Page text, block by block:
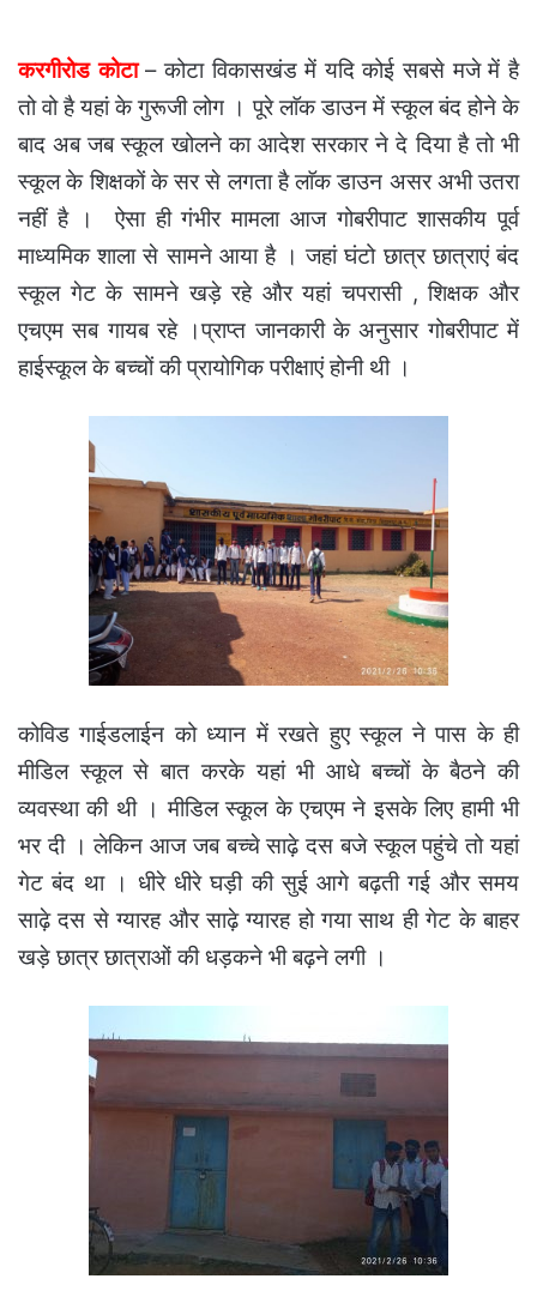
करगीरोड कोटा – कोटा विकासखंड में यदि कोई सबसे मजे में है
तो वो है यहां के गुरूजी लोग । पूरे लाॅक डाउन में स्कूल बंद होने के
बाद अब जब स्कूल खोलने का आदेश सरकार ने दे दिया है तो भी
स्कूल के शिक्षकों के सर से लगता है लाॅक डाउन असर अभी उतरा
नहीं है ।ऐसा ही गंभीर मामला आज गोबरीपाट शासकीय पूर्व
माध्यमिक शाला से सामने आया है । जहां घंटो छात्र छात्राएं बंद
स्कूल गेट के सामने खड़े रहे और यहां चपरासी , शिक्षक और
एचएम सब गायब रहे ।प्राप्त जानकारी के अनुसार गोबरीपाट में
हाईस्कूल के बच्चों की प्रायोगिक परीक्षाएं होनी थी ।
कोविड गाईडलाईन को ध्यान में रखते हुए स्कूल ने पास के ही
मीडिल स्कूल से बात करके यहां भी आधे बच्चों के बैठने की
व्यवस्था की थी । मीडिल स्कूल के एचएम ने इसके लिए हामी भी
भर दी । लेकिन आज जब बच्चे साढ़े दस बजे स्कूल पहुंचे तो यहां
गेट बंद था । धीरे धीरे घड़ी की सुई आगे बढ़ती गई और समय
साढ़े दस से ग्यारह और साढ़े ग्यारह हो गया साथ ही गेट के बाहर
खड़े छात्र छात्राओं की धड़कने भी बढ़ने लगी ।